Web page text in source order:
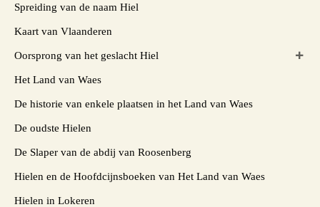
Spreiding van de naam Hiel
Kaart van Vlaanderen
Oorsprong van het geslacht Hiel
Het Land van Waes
De historie van enkele plaatsen in het Land van Waes
De oudste Hielen
De Slaper van de abdij van Roosenberg
Hielen en de Hoofdcijnsboeken van Het Land van Waes
Hielen in Lokeren